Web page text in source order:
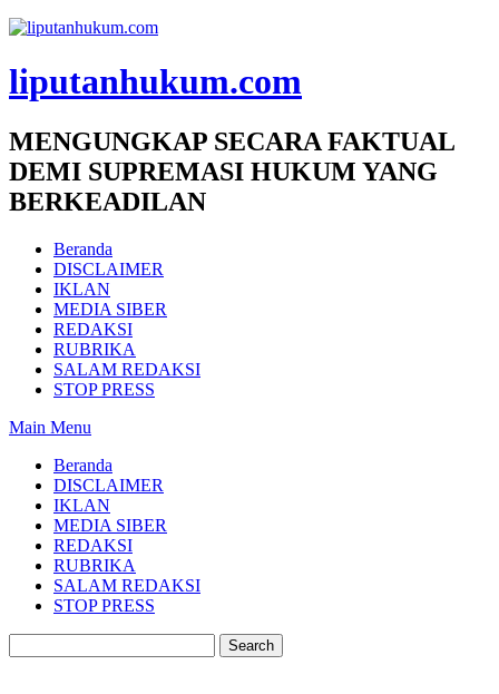
liputanhukum.com
MENGUNGKAP SECARA FAKTUAL
DEMI SUPREMASI HUKUM YANG
BERKEADILAN
Beranda
DISCLAIMER
IKLAN
MEDIA SIBER
REDAKSI
RUBRIKA
SALAM REDAKSI
STOP PRESS
Main Menu
Beranda
DISCLAIMER
IKLAN
MEDIA SIBER
REDAKSI
RUBRIKA
SALAM REDAKSI
STOP PRESS